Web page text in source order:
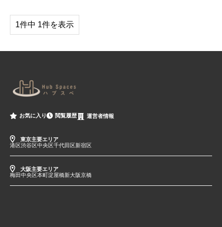
1件中 1件を表示
お気に入り 閲覧履歴 運営者情報
東京主要エリア
港区渋谷区中央区千代田区新宿区
大阪主要エリア
梅田中央区本町淀屋橋新大阪京橋